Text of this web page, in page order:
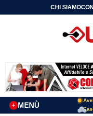
CHI SIAMO
MENÙ
+